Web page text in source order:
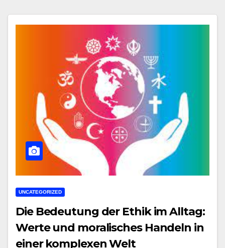
UNCATEGORIZED
Die Bedeutung der Ethik im Alltag:
Werte und moralisches Handeln in
einer komplexen Welt